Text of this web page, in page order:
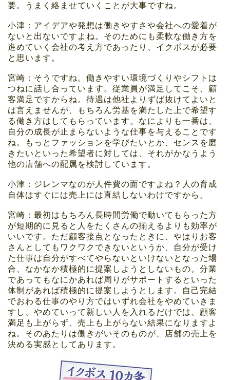
要。うまく絡ませていくことが大事ですね。
小津：アイデアや発想は働きやすさや会社への愛着が
ないと出ないですよね。そのためにも柔軟な働き方を
進めていく会社の考え方であったり、イクボスが必要
と思います。
宮崎：そうですね。働きやすい環境づくりやシフトは
つねに話し合っています。従業員が満足してこそ、顧
客満足ですからね。待遇は他社よりずば抜けてよいと
は言えませんが、もちろん労基を満たした上で希望す
る働き方はしてもらっています。なによりも一番は、
自分の成長が止まらないような仕事を与えることです
ね。もっとファッションを学びたいとか、センスを磨
きたいといった希望者に対しては、それがかなうよう
他の店舗への配属を検討しています。
小津：ジレンマなのが人件費の面ですよね？人の育成
自体はすぐには売上には直結しないわけですから。
宮崎：最初はもちろん長時間労働で動いてもらった方
が短期的に見ると人をたくさんの揃えるよりも効率が
いいです。ただ顧客接点となったときに、やはりお客
さんとしてもワクワクできないというか、自分が受け
た仕事は自分がすべてやらないといけないとなった場
合、なかなか積極的に提案しようとしないもの。分業
であってもなにかあれば周りがサポートするといった
体制があれば積極的に提案しようとします。自己完結
でおわる仕事のやり方ではいずれ会社をやめていきま
すし、やめていって新しい人を入れるだけでは、顧客
満足も上がらず、売上も上がらない結果になりますよ
ね。そのあたりは働きがいそのものが、店舗の売上を
決める実感としてあります。